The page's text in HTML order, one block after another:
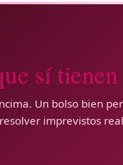
sí
Un bolso bien
imprevistos